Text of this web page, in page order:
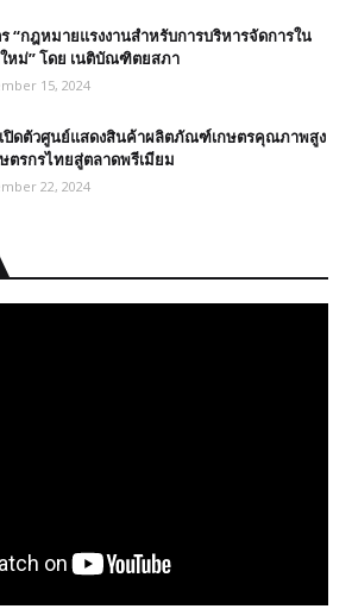
“กฎหมายแรงงานสำหรับการบริหารจัดการใน
หม่” โดย เนติบัณฑิตยสภา
15, 2024
ปิดตัวศูนย์แสดงสินค้าผลิตภัณฑ์เกษตรคุณภาพสูง
ตรกรไทยสู่ตลาดพรีเมียม
22, 2024